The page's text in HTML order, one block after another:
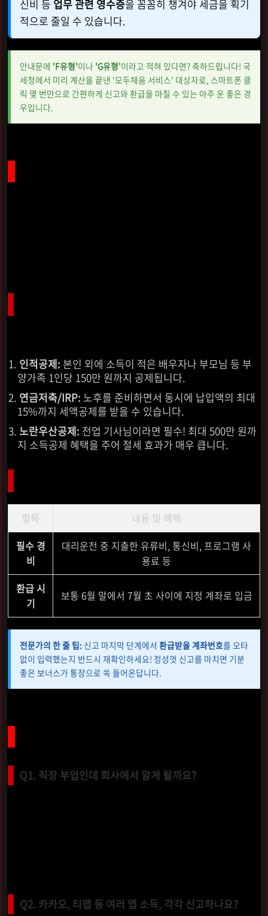
신비 등 업무 관련 영수증을 꼼꼼히 챙겨야 세금을 획기
적으로 줄일 수 있습니다.
안내문에 'F유형'이나 'G유형'이라고 적혀 있다면? 축하드립니다! 국
세청에서 미리 계산을 끝낸 '모두채움 서비스' 대상자로, 스마트폰 클
릭 몇 번만으로 간편하게 신고와 환급을 마칠 수 있는 아주 운 좋은 경
우입니다.
인적공제: 본인 외에 소득이 적은 배우자나 부모님 등 부
양가족 1인당 150만 원까지 공제됩니다.
연금저축/IRP: 노후를 준비하면서 동시에 납입액의 최대
15%까지 세액공제를 받을 수 있습니다.
노란우산공제: 전업 기사님이라면 필수! 최대 500만 원까
지 소득공제 혜택을 주어 절세 효과가 매우 큽니다.
항목
내용 및 혜택
필수 경
비
대리운전 중 지출한 유류비, 통신비, 프로그램 사
용료 등
환급 시
기
보통 6월 말에서 7월 초 사이에 지정 계좌로 입금
전문가의 한 줄 팁: 신고 마지막 단계에서 환급받을 계좌번호를 오타
없이 입력했는지 반드시 재확인하세요! 정성껏 신고를 마치면 기분
좋은 보너스가 통장으로 쏙 들어온답니다.
Q1. 직장 부업인데 회사에서 알게 될까요?
Q2. 카카오, 티맵 등 여러 앱 소득, 각각 신고하나요?